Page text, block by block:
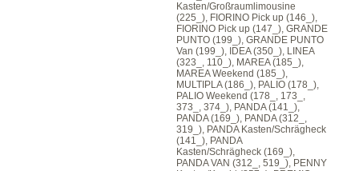
Kasten/Großraumlimousine
(225_), FIORINO Pick up (146_),
FIORINO Pick up (147_), GRANDE
PUNTO (199_), GRANDE PUNTO
Van (199_), IDEA (350_), LINEA
(323_, 110_), MAREA (185_),
MAREA Weekend (185_),
MULTIPLA (186_), PALIO (178_),
PALIO Weekend (178_, 173_,
373_, 374_), PANDA (141_),
PANDA (169_), PANDA (312_,
319_), PANDA Kasten/Schrägheck
(141_), PANDA
Kasten/Schrägheck (169_),
PANDA VAN (312_, 519_), PENNY